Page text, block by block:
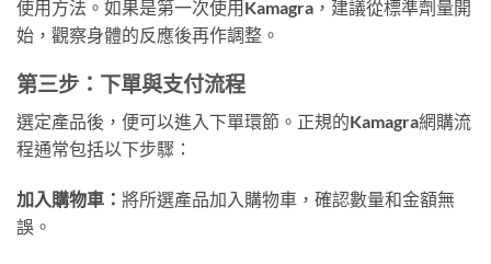
使用方法。如果是第一次使用Kamagra，建議從標準劑量開
始，觀察身體的反應後再作調整。
第三步：下單與支付流程
選定產品後，便可以進入下單環節。正規的Kamagra網購流
程通常包括以下步驟：
加入購物車： 將所選產品加入購物車，確認數量和金額無
誤。